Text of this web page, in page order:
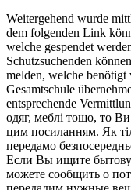
Weitergehend wurde
dem folgenden Link
welche gespendet
Schutzsuchenden
melden, welche
Gesamtschule
entsprechende
одяг, меблі тощо, то
цим посиланням. Як
передамо
Если Вы ищите
можете сообщить о